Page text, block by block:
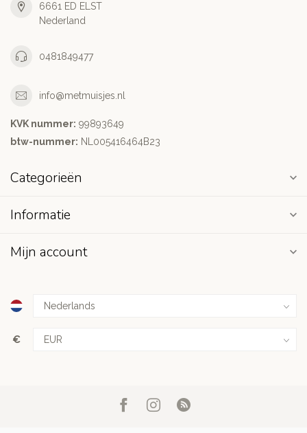
6661 ED ELST
Nederland
0481849477
info@metmuisjes.nl
KVK nummer: 99893649
btw-nummer: NL005416464B23
Categorieën
Informatie
Mijn account
€